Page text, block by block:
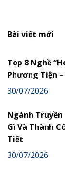
Bài viết mới
Top 8 Nghề
Phương Tiện
30/07/2026
Ngành Truyền
Gì Và Thành
Tiết
30/07/2026